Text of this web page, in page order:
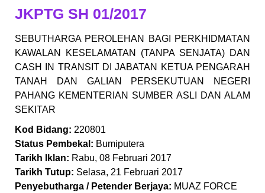
JKPTG SH 01/2017
SEBUTHARGA PEROLEHAN BAGI PERKHIDMATAN
KAWALAN KESELAMATAN (TANPA SENJATA) DAN
CASH IN TRANSIT DI JABATAN KETUA PENGARAH
TANAH DAN GALIAN PERSEKUTUAN NEGERI
PAHANG KEMENTERIAN SUMBER ASLI DAN ALAM
SEKITAR
Kod Bidang: 220801
Status Pembekal: Bumiputera
Tarikh Iklan: Rabu, 08 Februari 2017
Tarikh Tutup: Selasa, 21 Februari 2017
Penyebutharga / Petender Berjaya: MUAZ FORCE